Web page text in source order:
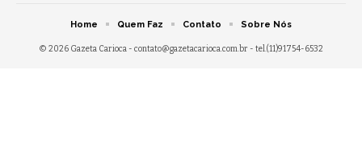
© 2026 Gazeta Carioca - contato@gazetacarioca.com.br - tel.(11)91754-6532
Home Quem Faz Contato Sobre Nós